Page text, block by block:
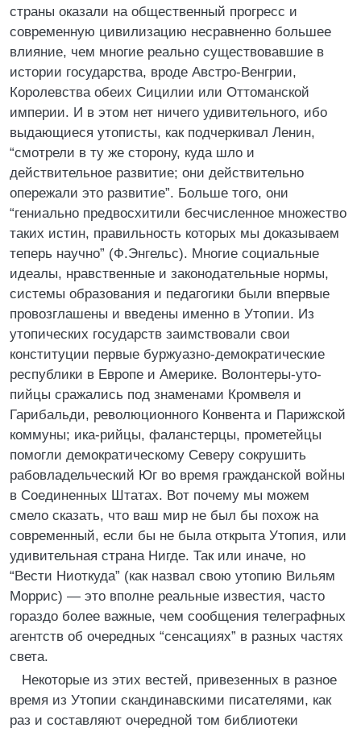
страны оказали на общественный прогресс и
современную цивилизацию несравненно большее
влияние, чем многие реально существовавшие в
истории государства, вроде Австро-Венгрии,
Королевства обеих Сицилии или Оттоманской
империи. И в этом нет ничего удивительного, ибо
выдающиеся утописты, как подчеркивал Ленин,
“смотрели в ту же сторону, куда шло и
действительное развитие; они действительно
опережали это развитие”. Больше того, они
“гениально предвосхитили бесчисленное множество
таких истин, правильность которых мы доказываем
теперь научно” (Ф.Энгельс). Многие социальные
идеалы, нравственные и законодательные нормы,
системы образования и педагогики были впервые
провозглашены и введены именно в Утопии. Из
утопических государств заимствовали свои
конституции первые буржуазно-демократические
республики в Европе и Америке. Волонтеры-уто-
пийцы сражались под знаменами Кромвеля и
Гарибальди, революционного Конвента и Парижской
коммуны; ика-рийцы, фаланстерцы, прометейцы
помогли демократическому Северу сокрушить
рабовладельческий Юг во время гражданской войны
в Соединенных Штатах. Вот почему мы можем
смело сказать, что ваш мир не был бы похож на
современный, если бы не была открыта Утопия, или
удивительная страна Нигде. Так или иначе, но
“Вести Ниоткуда” (как назвал свою утопию Вильям
Моррис) — это вполне реальные известия, часто
гораздо более важные, чем сообщения телеграфных
агентств об очередных “сенсациях” в разных частях
света.
Некоторые из этих вестей, привезенных в разное
время из Утопии скандинавскими писателями, как
раз и составляют очередной том библиотеки